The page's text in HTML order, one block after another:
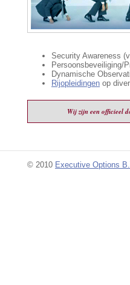
Security Awareness
Persoonsbeveiliging/
Dynamische
Rijopleidingen op
Wij zijn een officieel
© 2010 Executive Options